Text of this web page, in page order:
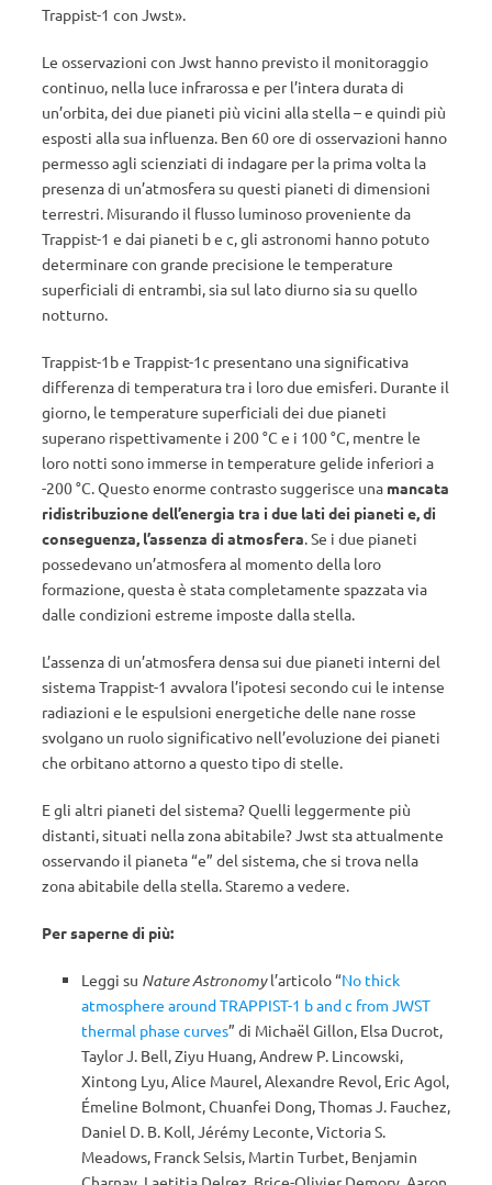
Trappist-1 con Jwst».
Le osservazioni con Jwst hanno previsto il monitoraggio
continuo, nella luce infrarossa e per l’intera durata di
un’orbita, dei due pianeti più vicini alla stella – e quindi più
esposti alla sua influenza. Ben 60 ore di osservazioni hanno
permesso agli scienziati di indagare per la prima volta la
presenza di un’atmosfera su questi pianeti di dimensioni
terrestri. Misurando il flusso luminoso proveniente da
Trappist-1 e dai pianeti b e c, gli astronomi hanno potuto
determinare con grande precisione le temperature
superficiali di entrambi, sia sul lato diurno sia su quello
notturno.
Trappist-1b e Trappist-1c presentano una significativa
differenza di temperatura tra i loro due emisferi. Durante il
giorno, le temperature superficiali dei due pianeti
superano rispettivamente i 200 °C e i 100 °C, mentre le
loro notti sono immerse in temperature gelide inferiori a
-200 °C. Questo enorme contrasto suggerisce una mancata
ridistribuzione dell’energia tra i due lati dei pianeti e, di
conseguenza, l’assenza di atmosfera. Se i due pianeti
possedevano un’atmosfera al momento della loro
formazione, questa è stata completamente spazzata via
dalle condizioni estreme imposte dalla stella.
L’assenza di un’atmosfera densa sui due pianeti interni del
sistema Trappist-1 avvalora l’ipotesi secondo cui le intense
radiazioni e le espulsioni energetiche delle nane rosse
svolgano un ruolo significativo nell’evoluzione dei pianeti
che orbitano attorno a questo tipo di stelle.
E gli altri pianeti del sistema? Quelli leggermente più
distanti, situati nella zona abitabile? Jwst sta attualmente
osservando il pianeta “e” del sistema, che si trova nella
zona abitabile della stella. Staremo a vedere.
Per saperne di più:
Leggi su Nature Astronomyl’articolo “No thick
atmosphere around TRAPPIST-1 b and c from JWST
thermal phase curves” di Michaël Gillon, Elsa Ducrot,
Taylor J. Bell, Ziyu Huang, Andrew P. Lincowski,
Xintong Lyu, Alice Maurel, Alexandre Revol, Eric Agol,
Émeline Bolmont, Chuanfei Dong, Thomas J. Fauchez,
Daniel D. B. Koll, Jérémy Leconte, Victoria S.
Meadows, Franck Selsis, Martin Turbet, Benjamin